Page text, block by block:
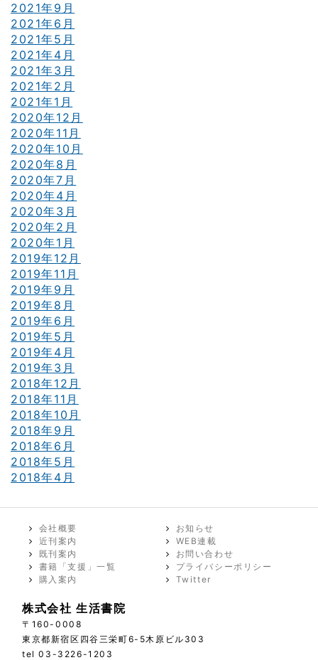
2021年9月
2021年6月
2021年5月
2021年4月
2021年3月
2021年2月
2021年1月
2020年12月
2020年11月
2020年10月
2020年8月
2020年7月
2020年4月
2020年3月
2020年2月
2020年1月
2019年12月
2019年11月
2019年9月
2019年8月
2019年6月
2019年5月
2019年4月
2019年3月
2018年12月
2018年11月
2018年10月
2018年9月
2018年6月
2018年5月
2018年4月
会社概要
お知らせ
近刊案内
WEB連載
既刊案内
お問い合わせ
書籍「支援」一覧
プライバシーポリシー
購入案内
Twitter
株式会社 生活書院
〒160-0008
東京都新宿区四谷三栄町6-5木原ビル303
tel 03-3226-1203